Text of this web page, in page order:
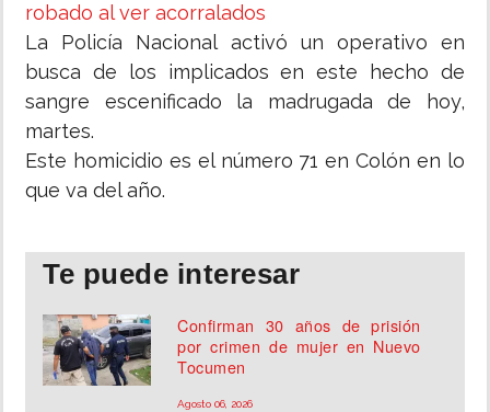
robado al ver acorralados
La Policía Nacional activó un operativo en
busca de los implicados en este hecho de
sangre escenificado la madrugada de hoy,
martes.
Este homicidio es el número 71 en Colón en lo
que va del año.
Te puede interesar
Confirman 30 años de prisión
por crimen de mujer en Nuevo
Tocumen
Agosto 06, 2026